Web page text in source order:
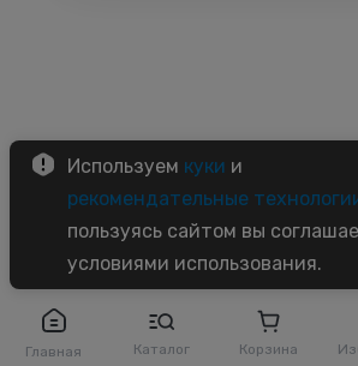
Главная Каталог Корзина
Используем куки и
рекомендательные
пользуясь сайтом вы
условиями использования.